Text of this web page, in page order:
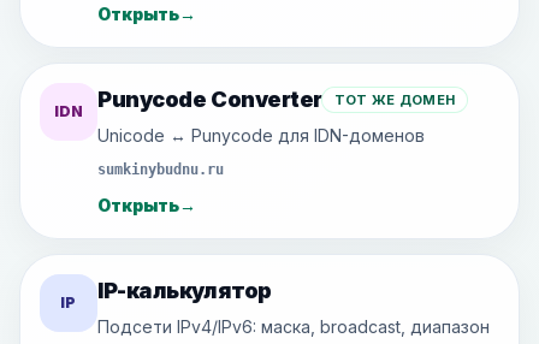
Открыть→
IDN Punycode Converter ТОТ ЖЕ ДОМЕН
Unicode ↔ Punycode для IDN-доменов
sumkinybudnu.ru
Открыть→
IP IP-калькулятор
Подсети IPv4/IPv6: маска, broadcast, диапазон